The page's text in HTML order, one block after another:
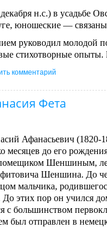
н.с.) в усадьбе
юношеские —
руководил молодой
стихотворные
комментарий
Фета
Афанасьевич (1820-
месяцев до его
Шеншиным,
Шеншина. До
мальчика,
этих пор он учился
с большинством
был отправлен в